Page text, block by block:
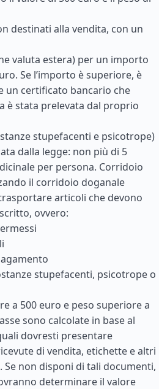
destinati alla vendita, con un
valuta estera) per un importo
Se l’importo è superiore, è
un certificato bancario che
è stata prelevata dal proprio
stupefacenti e psicotrope)
dalla legge: non più di 5
per persona. Corridoio
il corridoio doganale
articoli che devono
ovvero:
stupefacenti, psicotrope o
a 500 euro e peso superiore a
sono calcolate in base al
dovresti presentare
di vendita, etichette e altri
non disponi di tali documenti,
determinare il valore